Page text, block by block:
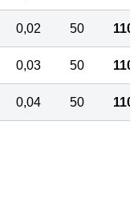
0,02 50
0,03 50
0,04 50